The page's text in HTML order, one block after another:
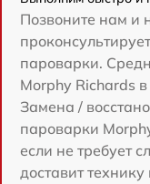
Позвоните нам и
пароварки.
Morphy Richards
Замена /
пароварки
если не требует
доставит